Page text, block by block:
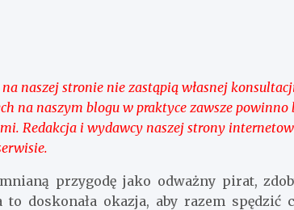
naszej stronie nie zastąpią własnej
na naszym blogu w praktyce zawsze powinno
Redakcja i wydawcy naszej strony
przygodę jako odważny pirat,
doskonała okazja, aby razem spędzić